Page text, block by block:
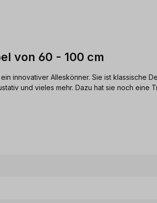
von 60 - 100 cm
innovativer Alleskönner. Sie ist klassische
und vieles mehr. Dazu hat sie noch eine